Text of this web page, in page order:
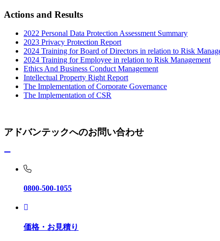
Actions and Results
2022 Personal Data Protection Assessment Summary
2023 Privacy Protection Report
2024 Training for Board of Directors in relation to Risk
2024 Training for Employee in relation to Risk Management
Ethics And Business Conduct Management
Intellectual Property Right Report
The Implementation of Corporate Governance
The Implementation of CSR
アドバンテックへのお問い合わせ
0800-500-1055
価格・お見積り